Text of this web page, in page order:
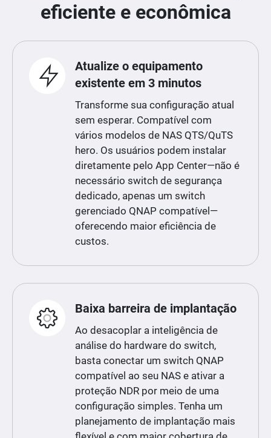
eficiente e econômica
Atualize o equipamento
existente em 3 minutos
Transforme sua configuração atual
sem esperar. Compatível com
vários modelos de NAS QTS/QuTS
hero. Os usuários podem instalar
diretamente pelo App Center—não é
necessário switch de segurança
dedicado, apenas um switch
gerenciado QNAP compatível—
oferecendo maior eficiência de
custos.
Baixa barreira de implantação
Ao desacoplar a inteligência de
análise do hardware do switch,
basta conectar um switch QNAP
compatível ao seu NAS e ativar a
proteção NDR por meio de uma
configuração simples. Tenha um
planejamento de implantação mais